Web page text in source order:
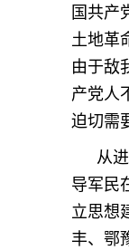
国共产
土地革
由于敌
产党人
迫切需
从
导军民
立思想
丰、鄂